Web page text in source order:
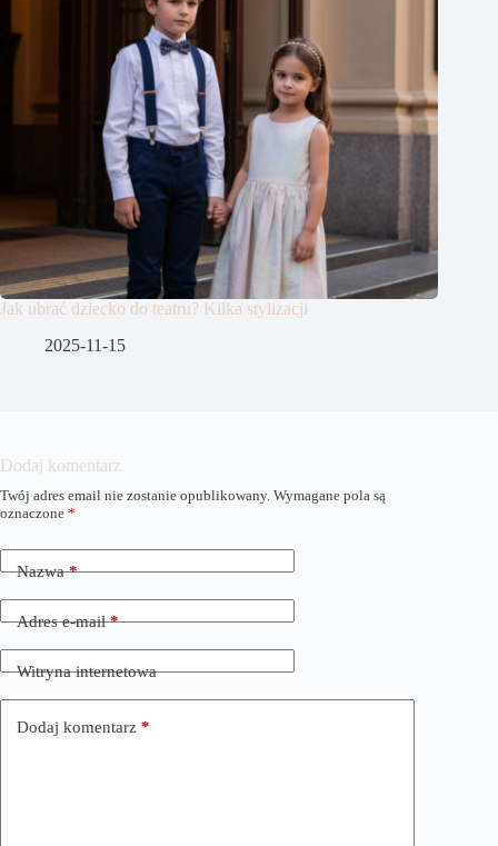
Jak ubrać dziecko do teatru? Kilka stylizacji
2025-11-15
Dodaj komentarz
Twój adres email nie zostanie opublikowany. Wymagane pola są
oznaczone *
Nazwa*
Adres e-mail*
Witryna internetowa
Dodaj komentarz *
A
l
r
n
v
e